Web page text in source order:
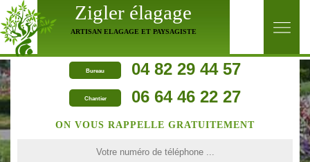
Zigler élagage
ARTISAN ELAGAGE ET PAYSAGISTE
Bureau 04 82 29 44 57
Chantier 06 64 46 22 27
ON VOUS RAPPELLE GRATUITEMENT